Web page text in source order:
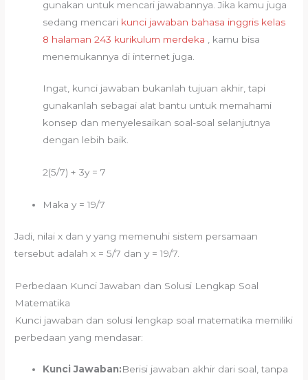
gunakan untuk mencari jawabannya. Jika kamu juga
sedang mencari kunci jawaban bahasa inggris kelas
8 halaman 243 kurikulum merdeka , kamu bisa
menemukannya di internet juga.
Ingat, kunci jawaban bukanlah tujuan akhir, tapi
gunakanlah sebagai alat bantu untuk memahami
konsep dan menyelesaikan soal-soal selanjutnya
dengan lebih baik.
2(5/7) + 3y = 7
Maka y = 19/7
Jadi, nilai x dan y yang memenuhi sistem persamaan
tersebut adalah x = 5/7 dan y = 19/7.
Perbedaan Kunci Jawaban dan Solusi Lengkap Soal
Matematika
Kunci jawaban dan solusi lengkap soal matematika memiliki
perbedaan yang mendasar:
Kunci Jawaban:Berisi jawaban akhir dari soal, tanpa